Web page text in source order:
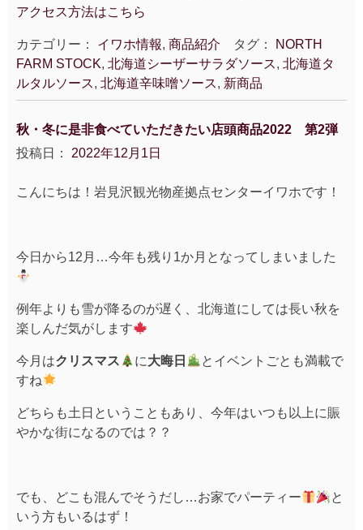
アクセス方法はこちら
カテゴリー： イワホ情報, 商品紹介 タグ：
NORTH
FARM STOCK, 北海道シーザーサラダソース, 北海道タ
ルタルソース, 北海道辛味噌ソース, 新商品
秋・冬に是非食べていただきたい店頭商品2022 第2弾
投稿日： 2022年12月1日
こんにちは！岩見沢観光物産拠点センターイワホです！
今日から12月…今年も残り1か月となってしまいました
例年よりも雪が降るのが遅く、北海道にしては長い秋を
楽しんだ気がします
今月はクリスマス に大晦日
とイベントごとも満載で
すね
どちらも土日ということもあり、今年はいつも以上に賑
やかな街になるのでは？？
でも、どこも混んでそうだし…お家でパーティー
と
いう方もいるはず！